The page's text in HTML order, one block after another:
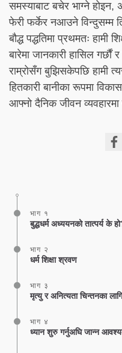
समस्याबाट बचेर भाग्ने होइन,
फेरी फर्केर नआउने विन्दुसम्म
बौद्ध पद्धतिमा प्रथमतः हामी
बारेमा जानकारी हासिल गर्छौं
राम्रोसँग बुझिसकेपछि हामी
हितकारी बानीका रूपमा
आफ्नो दैनिक जीवन व्यवहारमा
भाग १
बुद्धधर्म अध्ययनको तात्पर्य के
भाग २
धर्म शिक्षा श्रवण
भाग ३
मृत्यु र अनित्यता चिन्तनका
भाग ४
ध्यान शुरु गर्नुअघि जान्न